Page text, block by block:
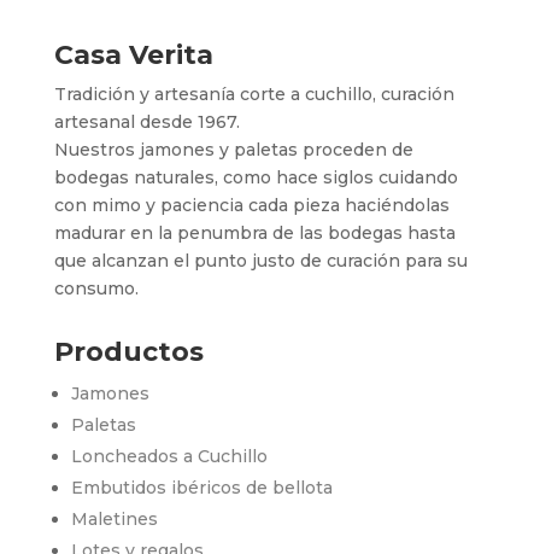
Casa Verita
Tradición y artesanía corte a cuchillo, curación
artesanal desde 1967.
Nuestros jamones y paletas proceden de
bodegas naturales, como hace siglos cuidando
con mimo y paciencia cada pieza haciéndolas
madurar en la penumbra de las bodegas hasta
que alcanzan el punto justo de curación para su
consumo.
Productos
Jamones
Paletas
Loncheados a Cuchillo
Embutidos ibéricos de bellota
Maletines